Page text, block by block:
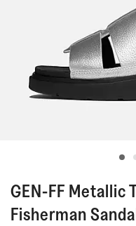
GEN-FF Metallic
Fisherman